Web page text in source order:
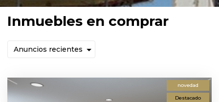
Inmuebles en comprar
novedad
Destacado